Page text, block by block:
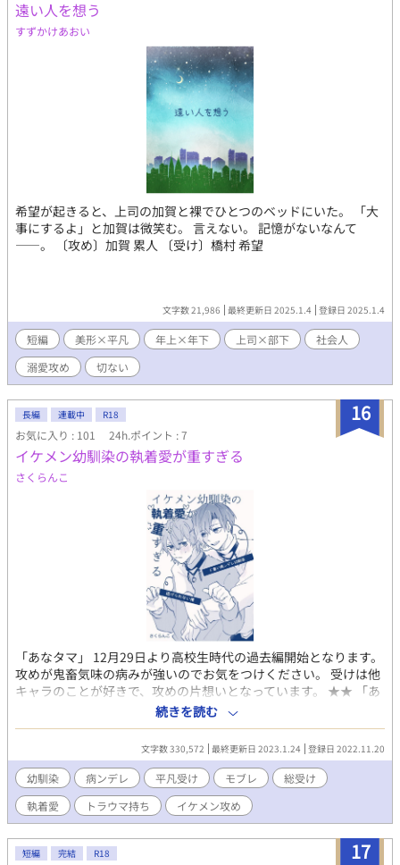
遠い人を想う
すずかけあおい
希望が起きると、上司の加賀と裸でひとつのベッドにいた。 「大
事にするよ」と加賀は微笑む。 言えない。 記憶がないなんて
――。 〔攻め〕加賀 累人 〔受け〕橋村 希望
文字数 21,986 最終更新日 2025.1.4 登録日 2025.1.4
短編 美形×平凡 年上×年下 上司×部下
社会人
溺愛攻め
切ない
16
長編 連載中 R18
お気に入り : 101 24h.ポイント : 7
イケメン幼馴染の執着愛が重すぎる
さくらんこ
「あなタマ」 12月29日より高校生時代の過去編開始となります。
攻めが鬼畜気味の病みが強いのでお気をつけください。 受けは他
キャラのことが好きで、攻めの片想いとなっています。 ★★ 「あ
なたのタマシイいただきます！」の巽×那由多作品はこちらで
す。 イケメン病ンデレ幼馴染「天夜巽」と、平凡男子大学生「千
星那由多」 二人は高校を出て疎遠になっていたが、同じバイト先
で働くようになり、また昔のように仲良くなっていく。 攻めの執
着愛に引きつつも、次第に惹かれていく那由多。 けれど、過去の
記憶がない那由多は、高校時代に巽からレイプまがいの行為を受
けていて…。 二人の恋路はどうなる？？ ※攻めが複数彼女持ちで
す。 ※モブレあり。 ※総受けあり。 本編はこちら
https://www.alphapolis.co.jp/novel/26142536/832586468
続きを読む
文字数 330,572 最終更新日 2023.1.24 登録日 2022.11.20
幼馴染 病ンデレ 平凡受け モブレ
総受け
執着愛
トラウマ持ち イケメン攻め
17
短編 完結 R18